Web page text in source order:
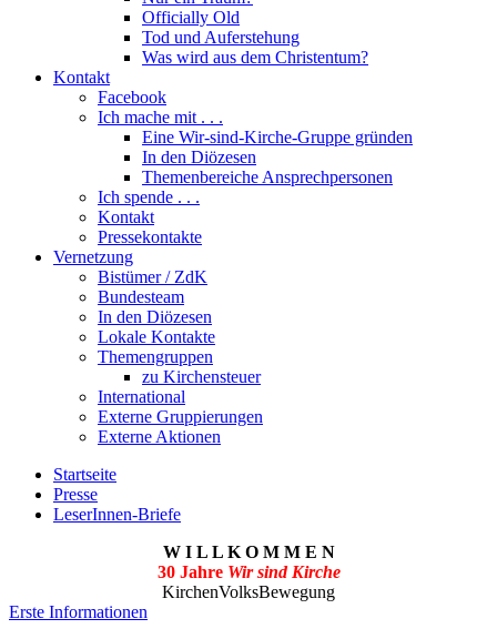
Officially Old
Tod und Auferstehung
Was wird aus dem Christentum?
Kontakt
Facebook
Ich mache mit . . .
Eine Wir-sind-Kirche-Gruppe gründen
In den Diözesen
Themenbereiche Ansprechpersonen
Ich spende . . .
Kontakt
Pressekontakte
Vernetzung
Bistümer / ZdK
Bundesteam
In den Diözesen
Lokale Kontakte
Themengruppen
zu Kirchensteuer
International
Externe Gruppierungen
Externe Aktionen
Startseite
Presse
LeserInnen-Briefe
W I L L K O M M E N
30 Jahre Wir sind Kirche
KirchenVolksBewegung
Erste Informationen